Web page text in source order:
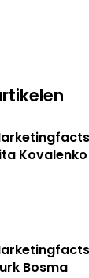
Kovalenko
Bosma